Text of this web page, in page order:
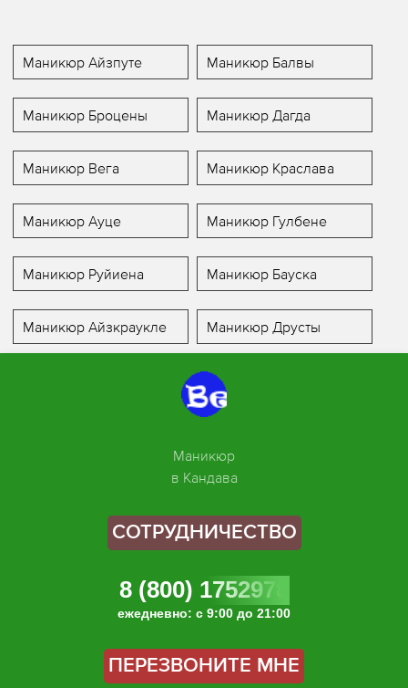
Маникюр Айзпуте Маникюр Балвы
Маникюр Броцены Маникюр Дагда
Маникюр Вега Маникюр Краслава
Маникюр Ауце Маникюр Гулбене
Маникюр Руйиена Маникюр Бауска
Маникюр Айзкраукле Маникюр Друсты
Маникюр
в Кандава
СОТРУДНИЧЕСТВО
8 (800) 1752978
ежедневно: с 9:00 до 21:00
ПЕРЕЗВОНИТЕ МНЕ